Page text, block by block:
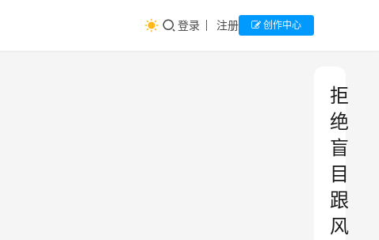
登录 注册 创作中心
拒
绝
盲
目
跟
风